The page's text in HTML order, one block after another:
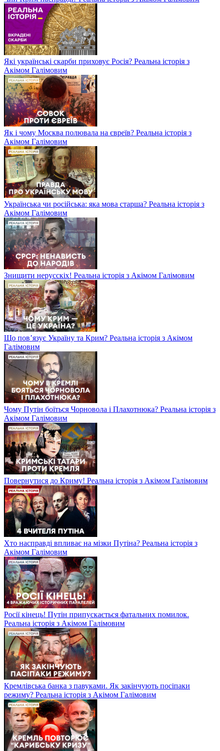
Які українські скарби приховує Росія? Реальна історія з
Акімом Галімовим
Як і чому Москва полювала на євреїв? Реальна історія з
Акімом Галімовим
Українська чи російська: яка мова старша? Реальна історія з
Акімом Галімовим
Знищити нерусскіх! Реальна історія з Акімом Галімовим
Що пов’язує Україну та Крим? Реальна історія з Акімом
Галімовим
Чому Путін боїться Чорновола і Плахотнюка? Реальна історія з
Акімом Галімовим
Повернутися до Криму! Реальна історія з Акімом Галімовим
Хто насправді впливає на мізки Путіна? Реальна історія з
Акімом Галімовим
Росії кінець! Путін припускається фатальних помилок.
Реальна історія з Акімом Галімовим
Кремлівська банка з павуками. Як закінчують посіпаки
режиму? Реальна історія з Акімом Галімовим